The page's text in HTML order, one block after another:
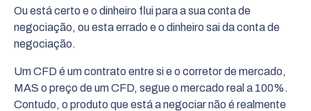
Ou está certo e o dinheiro flui para a sua conta de
negociação, ou esta errado e o dinheiro sai da conta de
negociação.
Um CFD é um contrato entre si e o corretor de mercado,
MAS o preço de um CFD, segue o mercado real a 100%.
Contudo, o produto que está a negociar não é realmente